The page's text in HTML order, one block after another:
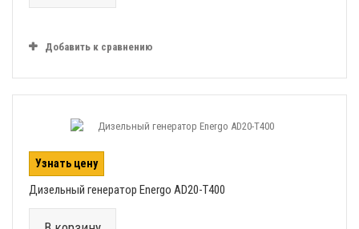
Добавить к сравнению
Узнать цену
Дизельный генератор Energo AD20-T400